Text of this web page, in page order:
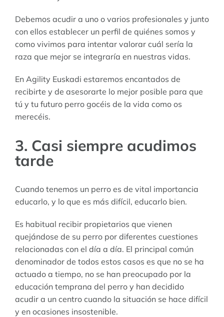
Debemos acudir a uno o varios profesionales y junto
con ellos establecer un perfil de quiénes somos y
como vivimos para intentar valorar cuál sería la
raza que mejor se integraría en nuestras vidas.
En Agility Euskadi estaremos encantados de
recibirte y de asesorarte lo mejor posible para que
tú y tu futuro perro gocéis de la vida como os
merecéis.
3. Casi siempre acudimos
tarde
Cuando tenemos un perro es de vital importancia
educarlo, y lo que es más difícil, educarlo bien.
Es habitual recibir propietarios que vienen
quejándose de su perro por diferentes cuestiones
relacionadas con el día a día. El principal común
denominador de todos estos casos es que no se ha
actuado a tiempo, no se han preocupado por la
educación temprana del perro y han decidido
acudir a un centro cuando la situación se hace difícil
y en ocasiones insostenible.